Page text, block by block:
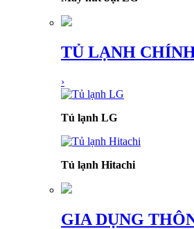
TỦ LẠNH
›
Tủ lạnh LG
Tủ lạnh Hitachi
GIA DỤNG